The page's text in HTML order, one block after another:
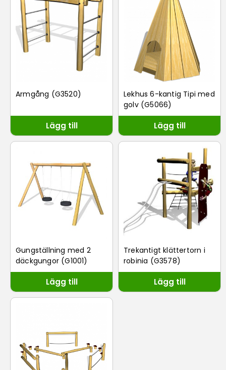
Armgång (G3520)
Lägg till
Lekhus 6-kantig Tipi med
golv (G5066)
Lägg till
Gungställning med 2
däckgungor (G1001)
Lägg till
Trekantigt klättertorn i
robinia (G3578)
Lägg till